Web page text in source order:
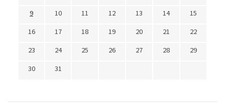
9
10 11 12 13 14
15
16
17 18 19 20 21
22
23
24 25 26 27 28
29
30
31